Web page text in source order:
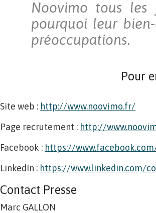
Noovimo tous les
pourquoi leur
préoccupations.
Pour
Site web : http://www.noovimo.fr/
Page recrutement : http://
Facebook : https://
LinkedIn : https://www.linkedin.com/
Contact Presse
Marc GALLON